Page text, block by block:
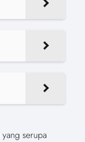
yang serupa